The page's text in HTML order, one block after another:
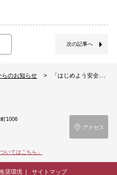
次の記事へ
らのお知らせ 「はじめよう安全衛生管理」 無料Webセミナーのご案内
1006
いてはこちら」
アクセス
奨環境 サイトマップ